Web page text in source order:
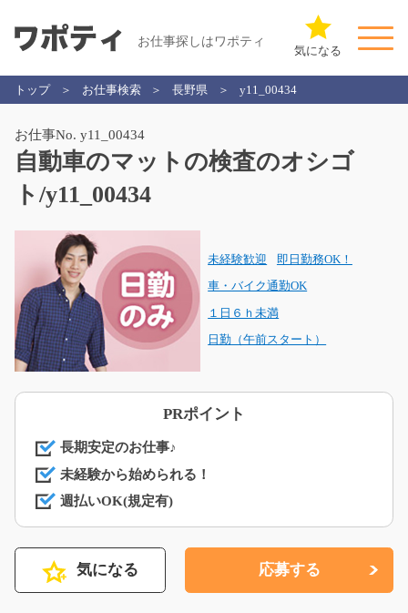
お仕事探しはワポティ
気になる
トップ お仕事検索 長野県 y11_00434
お仕事No. y11_00434
自動車のマットの検査のオシゴ
ト/y11_00434
未経験歓迎 即日勤務OK！
車・バイク通勤OK
１日６ｈ未満
日勤（午前スタート）
PRポイント
長期安定のお仕事♪
未経験から始められる！
週払いOK(規定有)
気になる 応募する